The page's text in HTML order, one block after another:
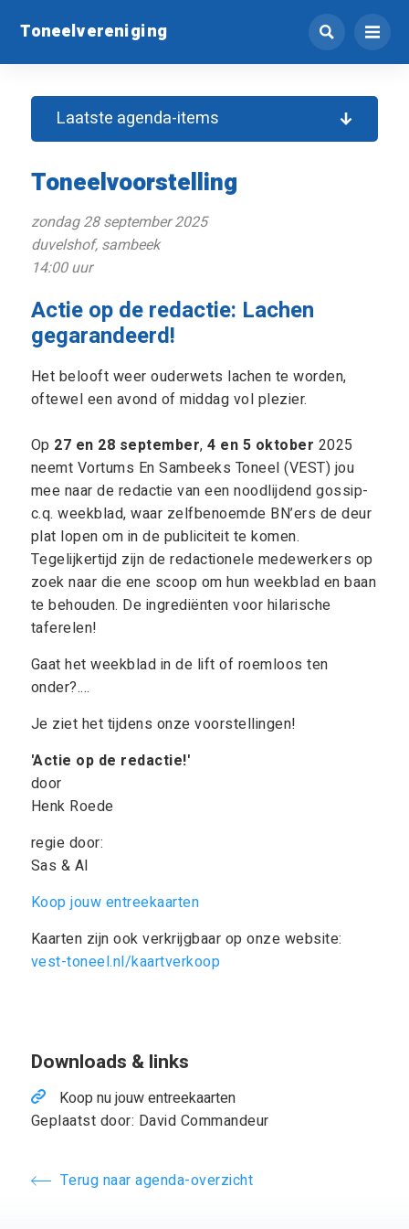
Toneelvereniging
Toneelvoorstelling
zondag 28 september 2025
duvelshof, sambeek
14:00 uur
Actie op de redactie: Lachen
gegarandeerd!
Het belooft weer ouderwets lachen te worden,
oftewel een avond of middag vol plezier.
Op 27 en 28 september,4 en 5 oktober 2025
neemt Vortums En Sambeeks Toneel (VEST) jou
mee naar de redactie van een noodlijdend gossip-
c.q. weekblad, waar zelfbenoemde BN’ers de deur
plat lopen om in de publiciteit te komen.
Tegelijkertijd zijn de redactionele medewerkers op
zoek naar die ene scoop om hun weekblad en baan
te behouden. De ingrediënten voor hilarische
taferelen!
Gaat het weekblad in de lift of roemloos ten
onder?....
Je ziet het tijdens onze voorstellingen!
'Actie op de redactie!'
door
Henk Roede
regie door:
Sas & Al
Koop jouw entreekaarten
Kaarten zijn ook verkrijgbaar op onze website: ​
vest-toneel.nl/kaartverkoop
Downloads & links
Koop nu jouw entreekaarten
Geplaatst door: David Commandeur
Terug naar agenda-overzicht
Laatste agenda-items